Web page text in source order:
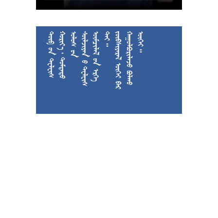

































































  






































 